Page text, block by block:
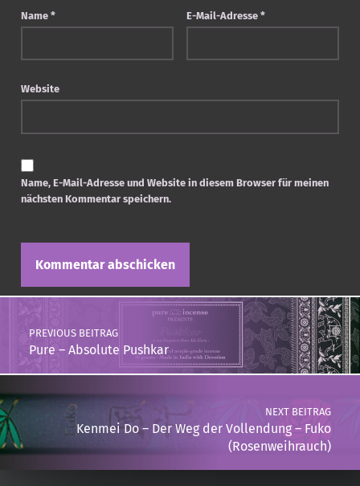
Name * E-Mail-Adresse *
Website
Name, E-Mail-Adresse und Website in diesem Browser für meinen
nächsten Kommentar speichern.
Post navigation
PREVIOUS BEITRAG
Pure – Absolute Pushkar
NEXT BEITRAG
Kenmei Do – Der Weg der Vollendung – Fuko
(Rosenweihrauch)